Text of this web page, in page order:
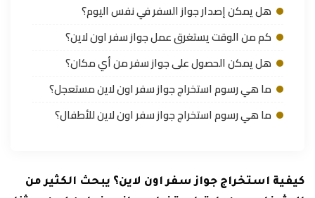
هل يمكن إصدار جواز السفر في نفس اليوم؟
كم من الوقت يستغرق عمل جواز سفر اون لاين؟
هل يمكن الحصول على جواز سفر من أي مكان؟
ما هي رسوم استخراج جواز سفر اون لاين مستعجل؟
ما هي رسوم استخراج جواز سفر اون لاين للأطفال؟
كيفية استخراج جواز سفر اون لاين؟ يبحث الكثير من